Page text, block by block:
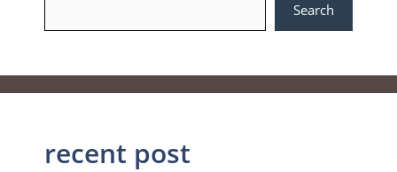
Search
recent post